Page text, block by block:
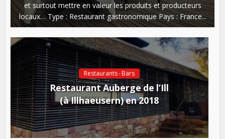
et surtout mettre en valeur les produits et producteurs
locaux… Type : Restaurant gastronomique Pays : France...
Restaurants - Bars
Restaurant Auberge de l’Ill
(à Illhaeusern) en 2018